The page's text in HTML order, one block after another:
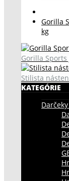
Gorilla
kg
Gorilla
Stilista
KATEGÓRIE